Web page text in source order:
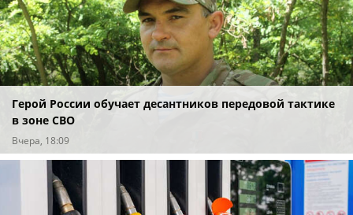
Герой России обучает десантников передовой тактике
в зоне СВО
Вчера, 18:09